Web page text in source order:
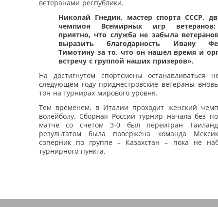
ветеранами республики.
Николай Гнедин, мастер спорта СССР,
чемпион Всемирных игр
приятно, что служба не забыла
выразить благодарность Ивану
Тимотину за то, что он нашел время и
встречу с группой наших призеров».
На достигнутом спортсмены останавливаться
следующем году приднестровские ветераны вновь
тон на турнирах мирового уровня.
Тем временем, в Италии проходит женский
волейболу. Сборная России турнир начала без
матче со счетом 3-0 был переигран
результатом была повержена команда
соперник по группе – Казахстан – пока не
турнирного пункта.